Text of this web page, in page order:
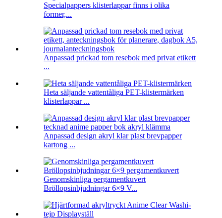
Specialpappers klisterlappar finns i olika
former,...
Anpassad prickad tom resebok med privat etikett
...
Heta säljande vattentåliga PET-klistermärken
klisterlappar ...
Anpassad design akryl klar plast brevpapper
kartong ...
Genomskinliga pergamentkuvert
Bröllopsinbjudningar 6×9 V...